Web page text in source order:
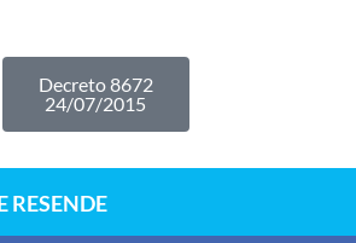
Decreto 8672
24/07/2015